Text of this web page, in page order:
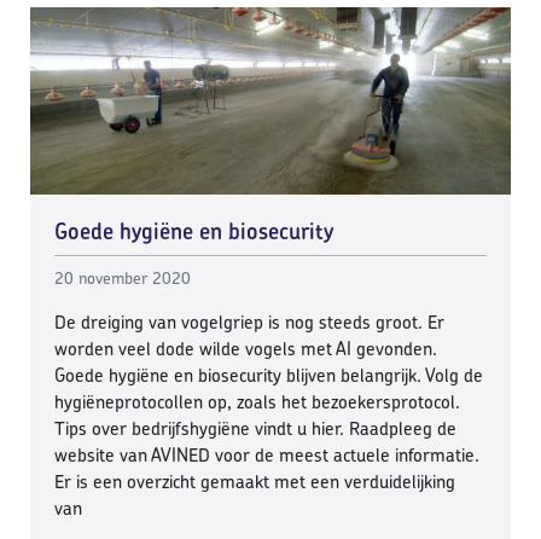
Goede hygiëne en biosecurity
20 november 2020
De dreiging van vogelgriep is nog steeds groot. Er
worden veel dode wilde vogels met AI gevonden.
Goede hygiëne en biosecurity blijven belangrijk. Volg de
hygiëneprotocollen op, zoals het bezoekersprotocol.
Tips over bedrijfshygiëne vindt u hier. Raadpleeg de
website van AVINED voor de meest actuele informatie.
Er is een overzicht gemaakt met een verduidelijking
van